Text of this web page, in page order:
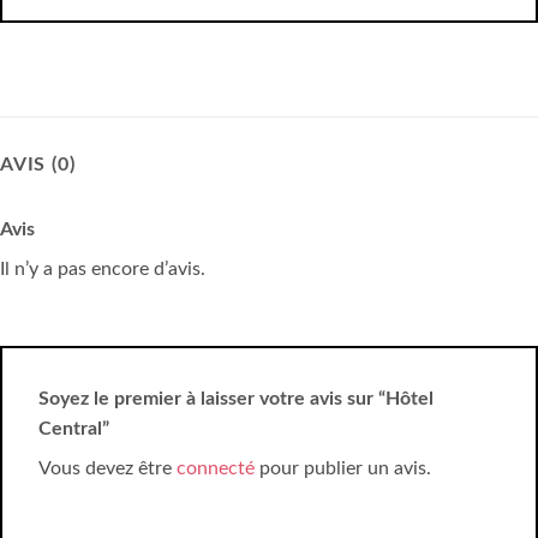
AVIS (0)
Avis
Il n’y a pas encore d’avis.
Soyez le premier à laisser votre avis sur “Hôtel
Central”
Vous devez être connecté pour publier un avis.